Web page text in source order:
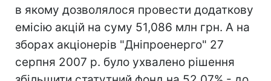
в якому дозволялося провести додаткову
емісію акцій на суму 51,086 млн грн. А на
зборах акціонерів "Дніпроенерго" 27
серпня 2007 р. було ухвалено рішення